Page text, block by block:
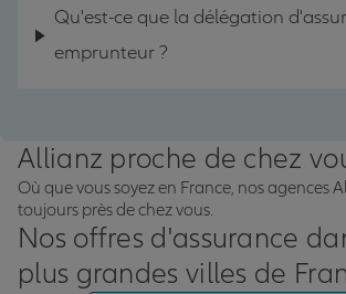
Qu'est-ce que la délégation
emprunteur ?
Allianz proche de chez
Où que vous soyez en France, nos agences
toujours près de chez vous.
Nos offres d'assurance
plus grandes villes de